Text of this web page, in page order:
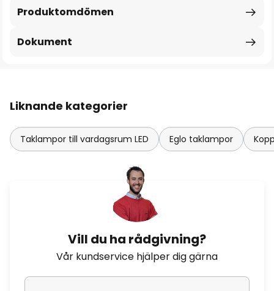
Produktomdömen
Dokument
Liknande kategorier
Taklampor till vardagsrum LED Eglo taklampor
Vill du ha rådgivning?
Vår kundservice hjälper dig gärna